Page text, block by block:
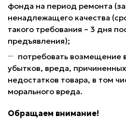
фонда на период ремонта
ненадлежащего качества
такого требования – 3 дня
предъявления);
потребовать возмещение
убытков, вреда,
недостатков товара, в том
морального вреда.
Обращаем внимание!